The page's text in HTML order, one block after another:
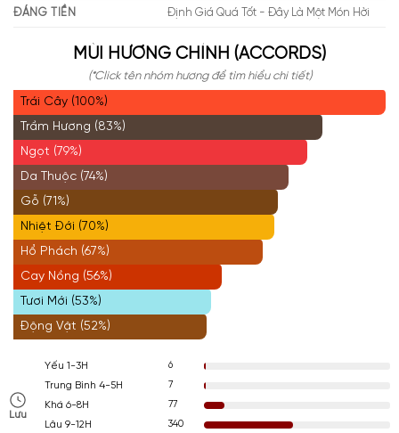
ĐÁNG TIỀN Định Giá Quá Tốt - Đây Là Một Món Hời
MÙI HƯƠNG CHÍNH (ACCORDS)
(*Click tên nhóm hương để tìm hiểu chi tiết)
Trái Cây (100%)
Trầm Hương (83%)
Ngọt (79%)
Da Thuộc (74%)
Gỗ (71%)
Nhiệt Đới (70%)
Hổ Phách (67%)
Cay Nồng (56%)
Tươi Mới (53%)
Động Vật (52%)
Lưu
Yếu 1-3H
6
Trung Bình 4-5H
7
Khá 6-8H
77
Lâu 9-12H
340